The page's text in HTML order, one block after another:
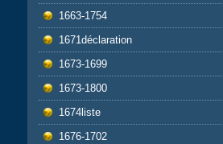
1663-1754
1671déclaration
1673-1699
1673-1800
1674liste
1676-1702